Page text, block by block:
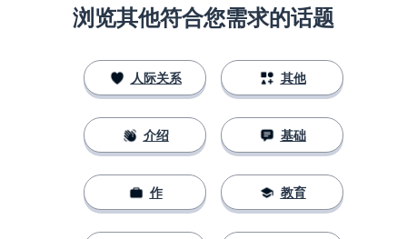
浏览其他符合您需求的话题
人际关系
介绍
作
其他
基础
教育